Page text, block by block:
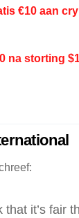
€10 aan
na storting
that it’s fair